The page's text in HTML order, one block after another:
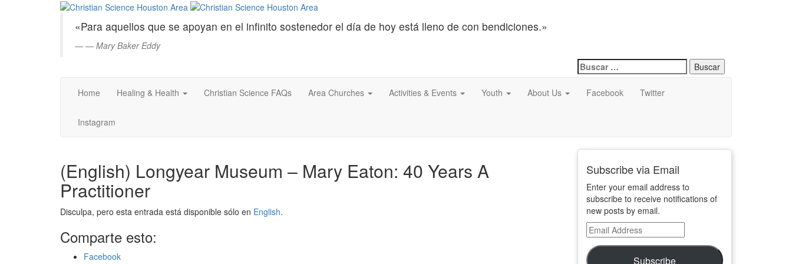
Christian
Science
Houston
Area
«Para aquellos que se apoyan en el infinito sostenedor el día de hoy está lleno de con bendiciones.»
— Mary Baker Eddy
Buscar:
Home Healing & Health Christian Science FAQs Area Churches Activities & Events Youth About Us Facebook Twitter
Instagram
(English) Longyear Museum – Mary Eaton: 40 Years A
Practitioner
Disculpa, pero esta entrada está disponible sólo en English.
Comparte esto:
Facebook
Subscribe via Email
Enter your email address to
subscribe to receive notifications of
new posts by email.
Email
Address
Subscribe